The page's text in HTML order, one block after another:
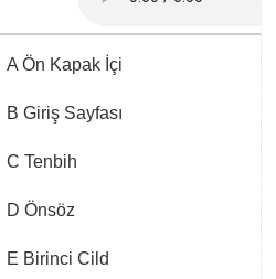
A Ön Kapak İçi
B Giriş Sayfası
C Tenbih
D Önsöz
E Birinci Cild